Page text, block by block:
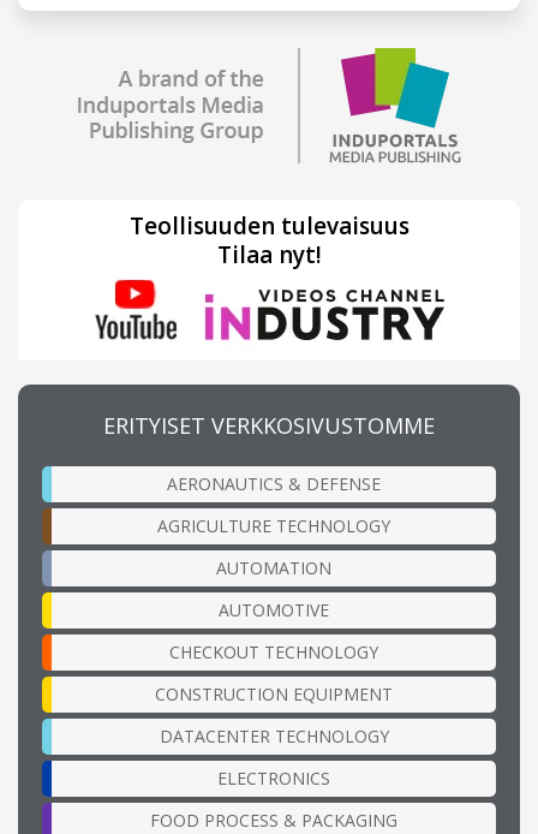
Teollisuuden tulevaisuus
Tilaa nyt!
ERITYISET VERKKOSIVUSTOMME
AERONAUTICS & DEFENSE
AGRICULTURE TECHNOLOGY
AUTOMATION
AUTOMOTIVE
CHECKOUT TECHNOLOGY
CONSTRUCTION EQUIPMENT
DATACENTER TECHNOLOGY
ELECTRONICS
FOOD PROCESS & PACKAGING